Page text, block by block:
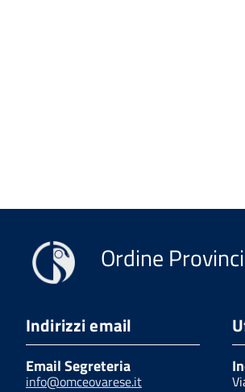
Ordine
Indirizzi email
Email Segreteria
info@omceovarese.it